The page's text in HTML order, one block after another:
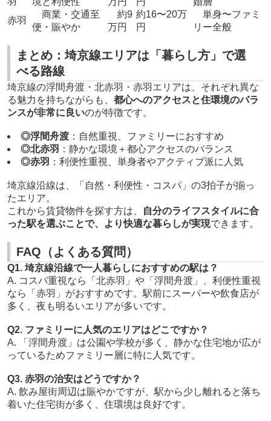
赤羽
商業・交通至
便・賑やか
約9
万円
約16〜20万
円
単身〜ファミ
リー全般
まとめ：埼京線エリアは「暮らし方」で選
べる路線
埼京線の浮間舟渡・北赤羽・赤羽エリアは、それぞれ異な
る魅力を持ちながらも、 都心へのアクセスと住環境のバラ
ンスが非常に良いのが特徴です。
◎浮間舟渡：自然重視、ファミリーにおすすめ
◎北赤羽 ：静かな環境＋都心アクセスのバランス
◎赤羽 ：利便性重視、単身者やアクティブ派に人気
埼京線沿線は、「自然・利便性・コスパ」の3拍子が揃っ
たエリア。
これから賃貸物件を探す方は、
自分のライフスタイルに合
った駅を選ぶことで、より快適な暮らしが実現できます。
FAQ（よくある質問）
Q1. 埼京線沿線で一人暮らしにおすすめの駅は？
A. コスパ重視なら「北赤羽」や「浮間舟渡」、利便性重視
なら「赤羽」がおすすめです。駅前にスーパーや飲食店が
多く、夜も明るいエリアが多いです。
Q2. ファミリーに人気のエリアはどこですか？
A. 「浮間舟渡」は公園や学校が多く、静かな住宅地が広が
っているためファミリー層に特に人気です。
Q3. 赤羽の治安はどうですか？
A. 飲み屋街周辺は賑やかですが、駅から少し離れると落ち
着いた住宅街が多く、住環境は良好です。